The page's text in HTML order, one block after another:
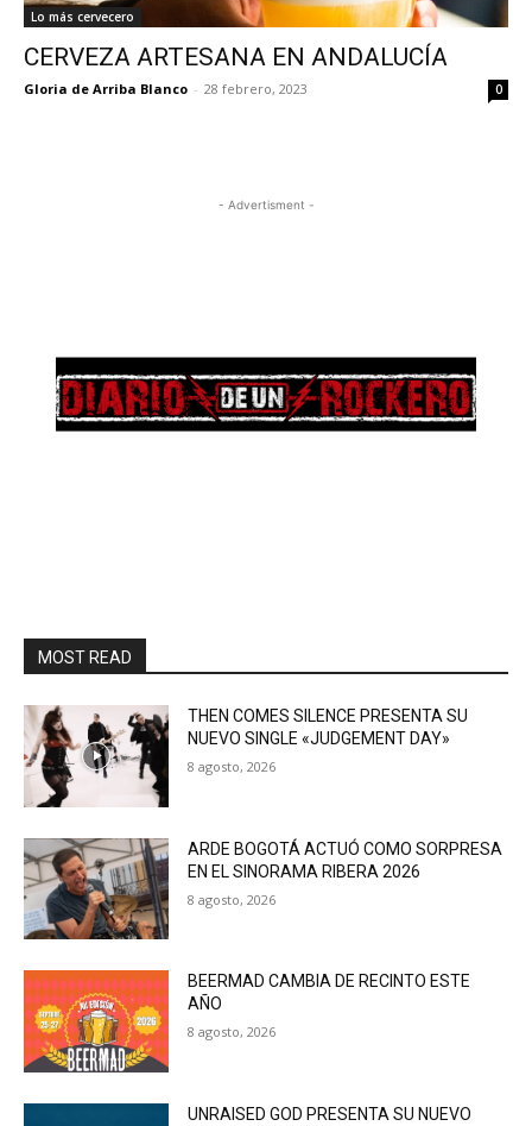
Lo más cervecero
CERVEZA ARTESANA EN ANDALUCÍA
Gloria de Arriba Blanco - 28 febrero, 2023 0
- Advertisment -
MOST READ
THEN COMES SILENCE PRESENTA SU
NUEVO SINGLE «JUDGEMENT DAY»
8 agosto, 2026
ARDE BOGOTÁ ACTUÓ COMO SORPRESA
EN EL SINORAMA RIBERA 2026
8 agosto, 2026
BEERMAD CAMBIA DE RECINTO ESTE
AÑO
8 agosto, 2026
UNRAISED GOD PRESENTA SU NUEVO